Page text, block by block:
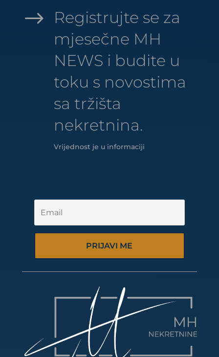
$
Registrujte se za
mjesečne MH
NEWS i budite u
toku s novostima
sa tržišta
nekretnina.
Vrijednost je u informaciji
PRIJAVI ME